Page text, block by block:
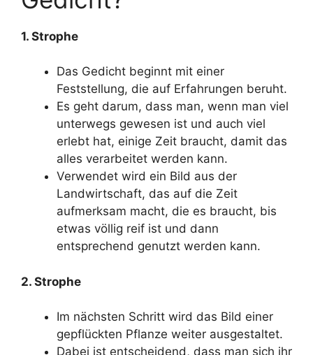
1. Strophe
Das Gedicht beginnt mit einer
Feststellung, die auf Erfahrungen beruht.
Es geht darum, dass man, wenn man viel
unterwegs gewesen ist und auch viel
erlebt hat, einige Zeit braucht, damit das
alles verarbeitet werden kann.
Verwendet wird ein Bild aus der
Landwirtschaft, das auf die Zeit
aufmerksam macht, die es braucht, bis
etwas völlig reif ist und dann
entsprechend genutzt werden kann.
2. Strophe
Im nächsten Schritt wird das Bild einer
gepflückten Pflanze weiter ausgestaltet.
Dabei ist entscheidend, dass man sich ihr